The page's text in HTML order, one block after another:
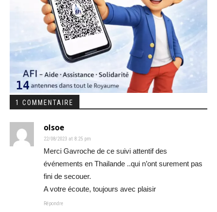
1 COMMENTAIRE
olsoe
22/08/2023 at 8:25 pm
Merci Gavroche de ce suivi attentif des
événements en Thailande ..qui n’ont surement pas
fini de secouer.
A votre écoute, toujours avec plaisir
Répondre